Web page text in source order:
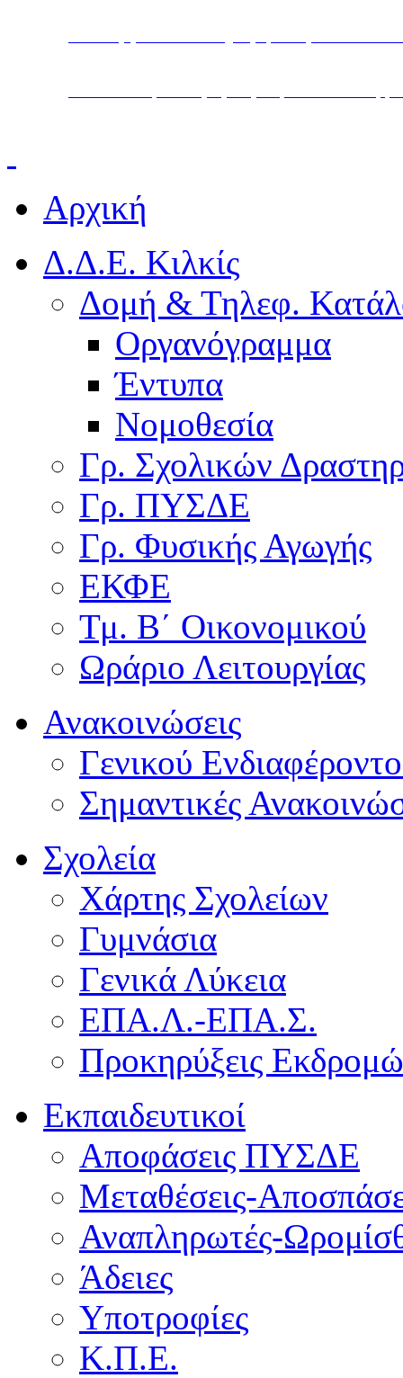
Αρχική
Δ.Δ.Ε. Κιλκίς
Δομή & Τηλεφ.
Οργανόγραμμα
Έντυπα
Νομοθεσία
Γρ. Σχολικών
Γρ. ΠΥΣΔΕ
Γρ. Φυσικής Αγωγής
ΕΚΦΕ
Τμ. Β΄ Οικονομικού
Ωράριο Λειτουργίας
Ανακοινώσεις
Γενικού
Σημαντικές
Σχολεία
Χάρτης Σχολείων
Γυμνάσια
Γενικά Λύκεια
ΕΠΑ.Λ.-ΕΠΑ.Σ.
Προκηρύξεις
Εκπαιδευτικοί
Αποφάσεις ΠΥΣΔΕ
Μεταθέσεις-
Αναπληρωτές-
Άδειες
Υποτροφίες
Κ.Π.Ε.